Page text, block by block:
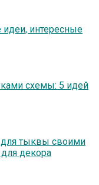
интересные
схемы: 5 идей
для тыквы своими
декора